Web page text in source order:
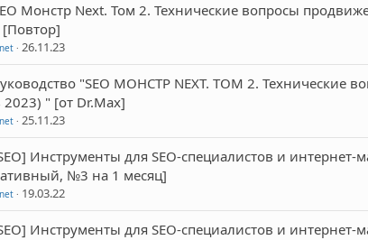
Монстр Next. Том 2. Технические вопросы
26.11.23
"SEO МОНСТР NEXT. ТОМ 2. Технические
" [от Dr.Max]
25.11.23
Инструменты для SEO-специалистов и интернет-
№3 на 1 месяц]
19.03.22
Инструменты для SEO-специалистов и интернет-